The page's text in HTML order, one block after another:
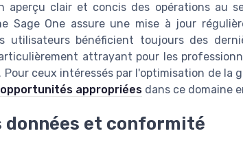
aperçu clair et concis des opérations au
Sage One assure une mise à jour
utilisateurs bénéficient toujours des
attrayant pour les
Pour ceux intéressés par l'optimisation de la
opportunités appropriées dans ce domaine
données et conformité